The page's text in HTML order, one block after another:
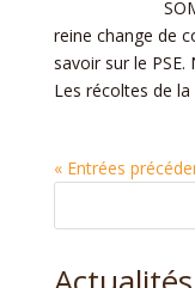
reine change de
savoir sur le PSE.
Les récoltes de la
« Entrées